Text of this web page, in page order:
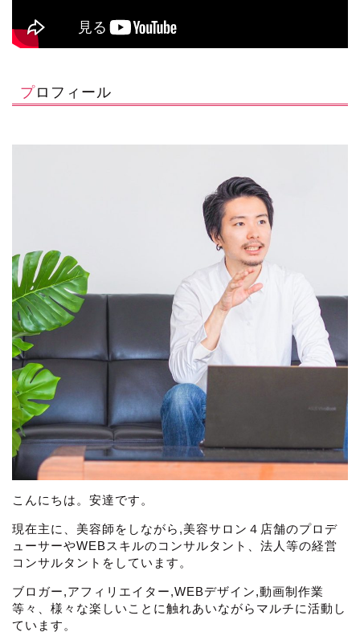
プロフィール
こんにちは。安達です。
現在主に、美容師をしながら,美容サロン４店舗のプロデ
ューサーやWEBスキルのコンサルタント、法人等の経営
コンサルタントをしています。
ブロガー,アフィリエイター,WEBデザイン,動画制作業
等々、様々な楽しいことに触れあいながらマルチに活動し
ています。